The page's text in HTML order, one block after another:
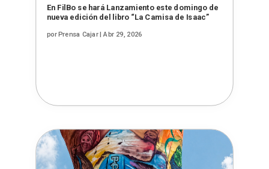
En FilBo se hará Lanzamiento este domingo de
nueva edición del libro “La Camisa de Isaac”
porPrensa Cajar|Abr 29, 2026